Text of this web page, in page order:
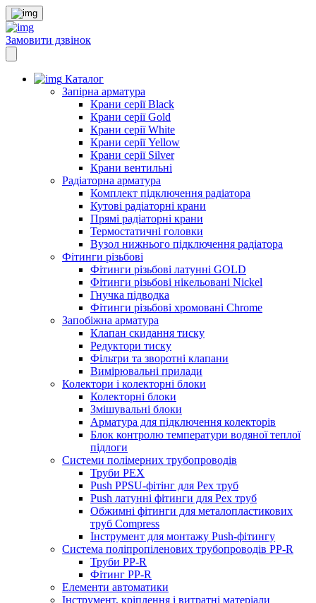
Замовити дзвінок
Каталог
Запірна арматура
Крани серії Black
Крани серії Gold
Крани серії White
Крани серії Yellow
Крани серії Silver
Крани вентильні
Радіаторна арматура
Комплект підключення радіатора
Кутові радіаторні крани
Прямі радіаторні крани
Термостатичні головки
Вузол нижнього підключення радіатора
Фітинги різьбові
Фітинги різьбові латунні GOLD
Фітинги різьбові нікельовані Nickel
Гнучка підводка
Фітинги різьбові хромовані Chrome
Запобіжна арматура
Клапан скидання тиску
Редуктори тиску
Фільтри та зворотні клапани
Вимірювальні прилади
Колектори і колекторні блоки
Колекторні блоки
Змішувальні блоки
Арматура для підключення колекторів
Блок контролю температури водяної теплої
підлоги
Системи полімерних трубопроводів
Труби PEX
Push PPSU-фітінг для Pex труб
Push латунні фітинги для Pex труб
Обжимні фітинги для металопластикових
труб Compress
Інструмент для монтажу Push-фітингу
Система поліпропіленових трубопроводів PP-R
Труби PP-R
Фітинг PP-R
Елементи автоматики
Інструмент, кріплення і витратні матеріали